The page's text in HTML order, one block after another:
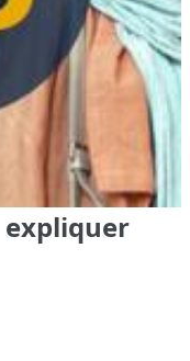
expliquer